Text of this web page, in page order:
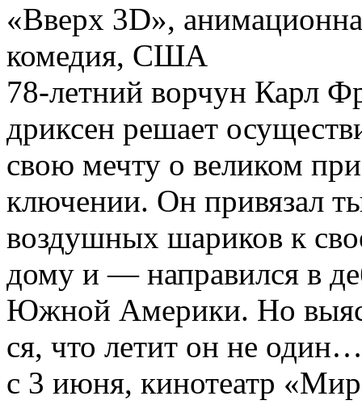
«Вверх 3D»,
комедия, США
78-летний ворчун Карл
дриксен решает
свою мечту о великом
ключении. Он привязал
воздушных шариков к
дому и — направился в
Южной Америки. Но
ся, что летит он не один…
с 3 июня, кинотеатр